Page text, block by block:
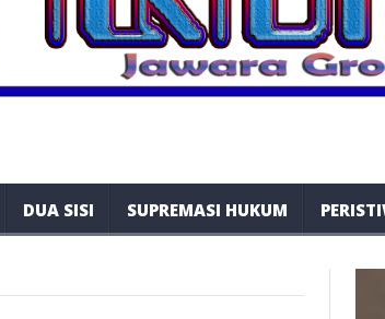
DUA SISI SUPREMASI HUKUM